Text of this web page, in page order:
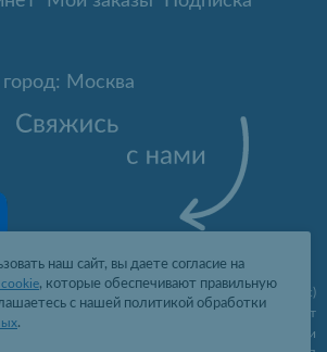
Москва
, ул. Гарибальди, д.8, пом.I, комн.4 (юр. адрес)
09:00-19:00 пн-пт
© Профит Лайт Оптом люстры и светильники
наш сайт, вы даете согласие на
, которые обеспечивают правильную
с нашей политикой обработки
.